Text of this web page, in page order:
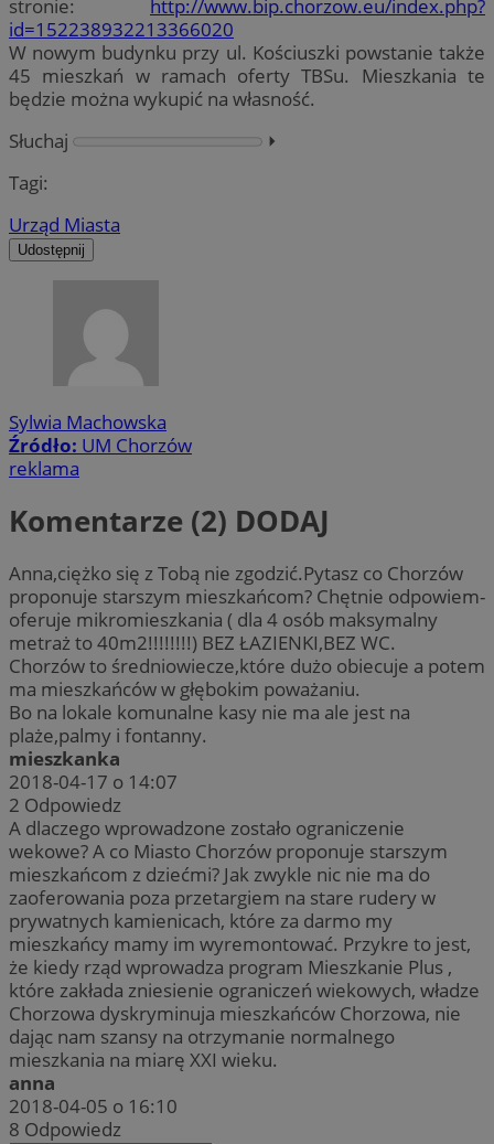
stronie:
http://www.bip.chorzow.eu/index.php?
id=152238932213366020
W nowym budynku przy ul. Kościuszki powstanie także
45 mieszkań w ramach oferty TBSu. Mieszkania te
będzie można wykupić na własność.
Słuchaj
⏵︎
Tagi:
Urząd Miasta
Udostępnij
Sylwia Machowska
Źródło: UM Chorzów
reklama
Komentarze (2) DODAJ
Anna,ciężko się z Tobą nie zgodzić.Pytasz co Chorzów
proponuje starszym mieszkańcom? Chętnie odpowiem-
oferuje mikromieszkania ( dla 4 osób maksymalny
metraż to 40m2!!!!!!!!) BEZ ŁAZIENKI,BEZ WC.
Chorzów to średniowiecze,które dużo obiecuje a potem
ma mieszkańców w głębokim poważaniu.
Bo na lokale komunalne kasy nie ma ale jest na
plaże,palmy i fontanny.
mieszkanka
2018-04-17 o 14:07
2 Odpowiedz
A dlaczego wprowadzone zostało ograniczenie
wekowe? A co Miasto Chorzów proponuje starszym
mieszkańcom z dziećmi? Jak zwykle nic nie ma do
zaoferowania poza przetargiem na stare rudery w
prywatnych kamienicach, które za darmo my
mieszkańcy mamy im wyremontować. Przykre to jest,
że kiedy rząd wprowadza program Mieszkanie Plus ,
które zakłada zniesienie ograniczeń wiekowych, władze
Chorzowa dyskryminuja mieszkańców Chorzowa, nie
dając nam szansy na otrzymanie normalnego
mieszkania na miarę XXI wieku.
anna
2018-04-05 o 16:10
8 Odpowiedz